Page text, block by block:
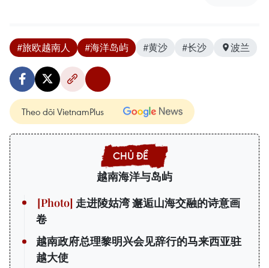
#旅欧越南人 #海洋岛屿 #黄沙 #长沙 波兰
Theo dõi VietnamPlus
越南海洋与岛屿
走进陵姑湾 邂逅山海交融的诗意画
卷
越南政府总理黎明兴会见辞行的马来西亚驻
越大使